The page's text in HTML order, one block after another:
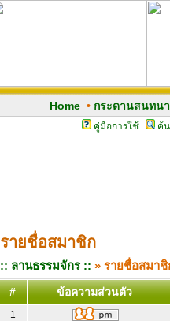
Home• กระดานสนทนา
คู่มือการใช้ ค้
รายชื่อสมาชิก
:: ลานธรรมจักร :: » รายชื่อสมาชิ
# ข้อความส่วนตัว
1